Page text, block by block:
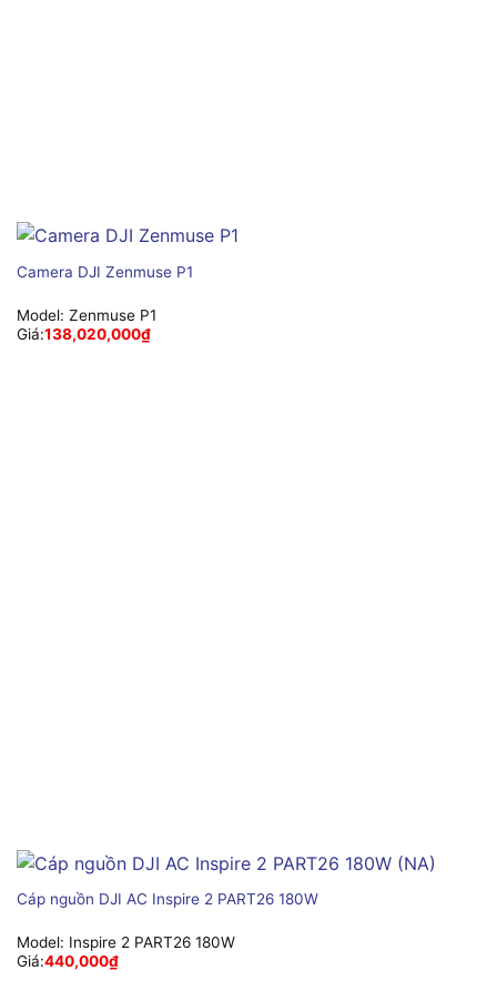
Camera DJI Zenmuse P1
Model: Zenmuse P1
Giá:138,020,000₫
Cáp nguồn DJI AC Inspire 2 PART26 180W
Model: Inspire 2 PART26 180W
Giá:440,000₫